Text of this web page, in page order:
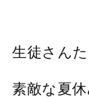
生徒さん
素敵な夏